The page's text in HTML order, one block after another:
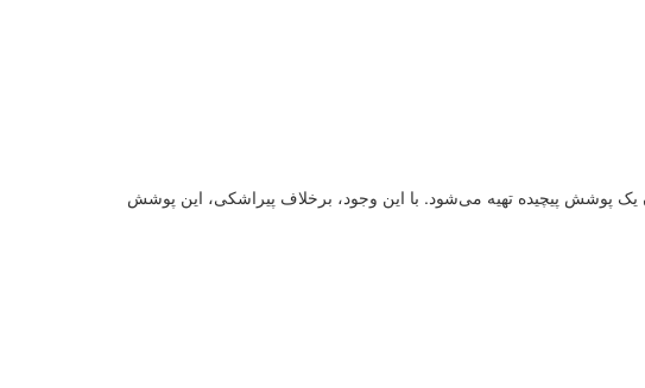
پوشش پیچیده تهیه می‌شود. با این وجود، برخلاف پیراشکی، این پوشش